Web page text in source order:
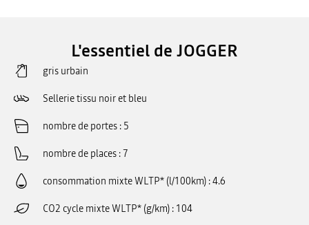
L'essentiel de JOGGER
gris urbain
Sellerie tissu noir et bleu
nombre de portes 5
nombre de places 7
consommation mixte WLTP* (l/100km) 4.6
CO2 cycle mixte WLTP* (g/km) 104